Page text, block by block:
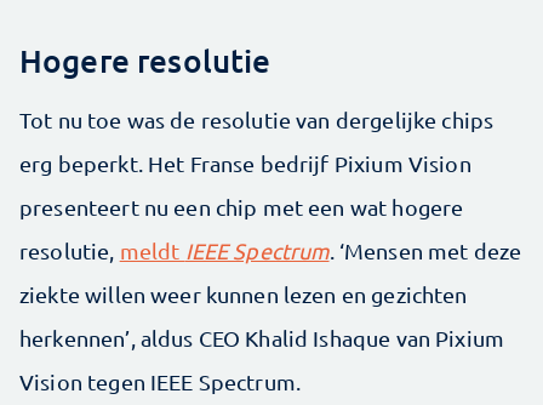
Hogere resolutie
Tot nu toe was de resolutie van dergelijke chips
erg beperkt. Het Franse bedrijf Pixium Vision
presenteert nu een chip met een wat hogere
resolutie, meldt IEEE Spectrum. ‘Mensen met deze
ziekte willen weer kunnen lezen en gezichten
herkennen’, aldus CEO Khalid Ishaque van Pixium
Vision tegen IEEE Spectrum.